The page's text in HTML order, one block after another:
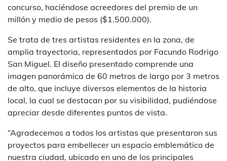
concurso, haciéndose acreedores del premio de un
millón y medio de pesos ($1.500.000).
Se trata de tres artistas residentes en la zona, de
amplia trayectoria, representados por Facundo Rodrigo
San Miguel. El diseño presentado comprende una
imagen panorámica de 60 metros de largo por 3 metros
de alto, que incluye diversos elementos de la historia
local, la cual se destacan por su visibilidad, pudiéndose
apreciar desde diferentes puntos de vista.
“Agradecemos a todos los artistas que presentaron sus
proyectos para embellecer un espacio emblemático de
nuestra ciudad, ubicado en uno de los principales